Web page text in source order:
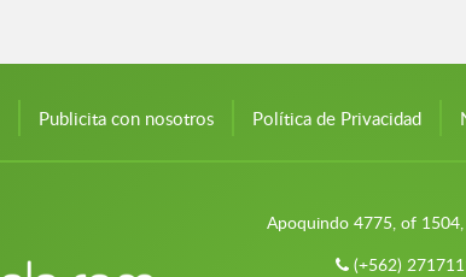
Publicita con nosotros Política de Privacidad
Apoquindo 4775, of 1504,
(+562)